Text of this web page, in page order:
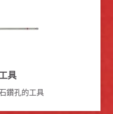
具
鑽孔的工具